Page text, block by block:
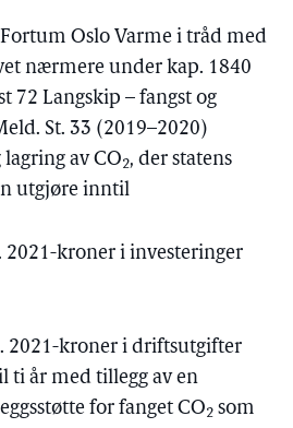
Oslo Varme i tråd med
nærmere under kap. 1840
72 Langskip – fangst og
St. 33 (2019–2020)
av CO2, der statens
utgjøre inntil
2021-kroner i investeringer
2021-kroner i driftsutgifter
ti år med tillegg av en
for fanget CO2 som